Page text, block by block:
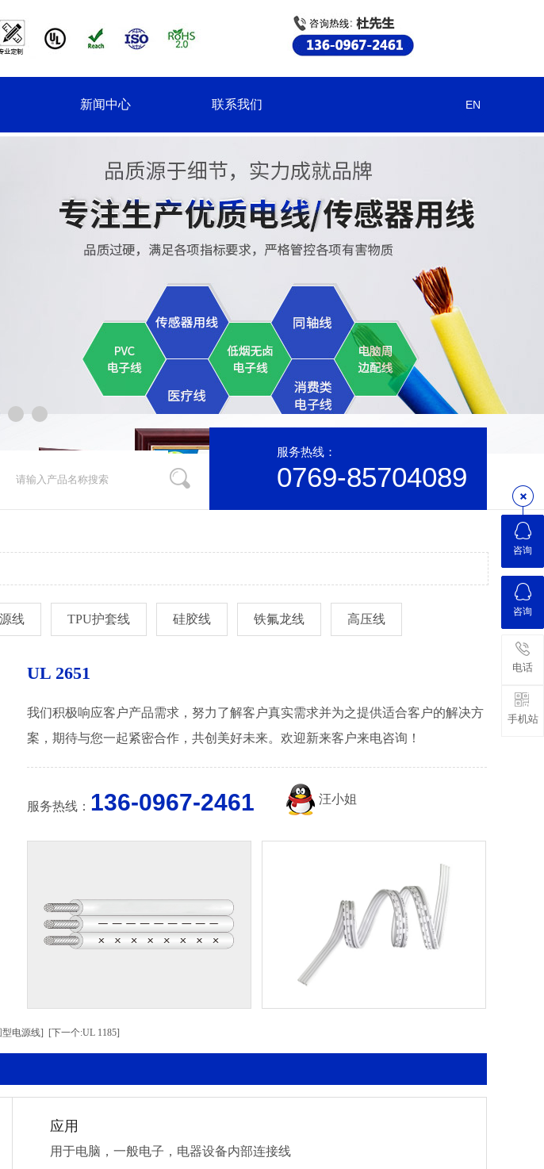
新闻中心 联系我们 EN
服务热线：
0769-85704089
线 TPU护套线 硅胶线 铁氟龙线 高压线
UL 2651
我们积极响应客户产品需求，努力了解客户真实需求并为之提供适合客户的解决方
案，期待与您一起紧密合作，共创美好未来。欢迎新来客户来电咨询！
服务热线： 136-0967-2461 汪小姐
型电源线] [下一个:UL 1185]
应用
用于电脑，一般电子，电器设备内部连接线
咨询
咨询
电话
手机站